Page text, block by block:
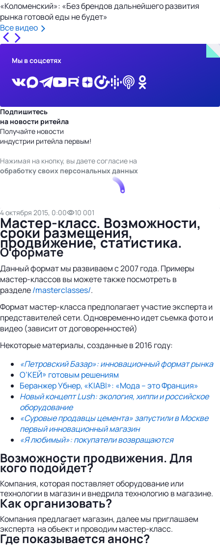
«Коломенский»: «Без брендов дальнейшего развития
рынка готовой еды не будет»
Все видео
Мы в соцсетях
Подпишитесь
на новости ритейла
Получайте новости
индустрии ритейла первым!
Нажимая на кнопку, вы даете согласие на
обработку своих персональных данных
4 октября 2015, 0:00 10 001
Мастер-класс. Возможности,
сроки размещения,
продвижение, статистика.
О формате
Данный формат мы развиваем с 2007 года. Примеры
мастер-классов вы можете также посмотреть в
разделе/masterclasses/.
Формат мастер-класса предполагает участие эксперта и
представителей сети. Одновременно идет съемка фото и
видео (зависит от договоренностей)
Некоторые материалы, созданные в 2016 году:
«Петровcкий Базар»: инновационный формат рынка
О’КЕЙ» готовым решениям
Беранжер Убнер, «KIABI»: «Мода – это Франция»
Новый концепт Lush: экология, хиппи и российское
оборудование
«Суровые продавцы цемента» запустили в Москве
первый инновационный магазин
«Я любимый»: покупатели возвращаются
Возможности продвижения. Для
кого подойдет?
Компания, которая поставляет оборудование или
технологии в магазин и внедрила технологию в магазине.
Как организовать?
Компания предлагает магазин, далее мы приглашаем
эксперта на объект и проводим мастер-класс.
Где показывается анонс?